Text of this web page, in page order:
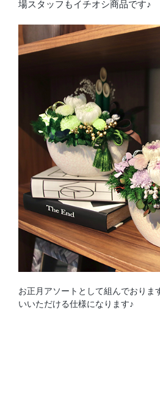
場スタッフもイチオシ商品です♪
お正月アソートとして組んでおりま
いいただける仕様になります♪